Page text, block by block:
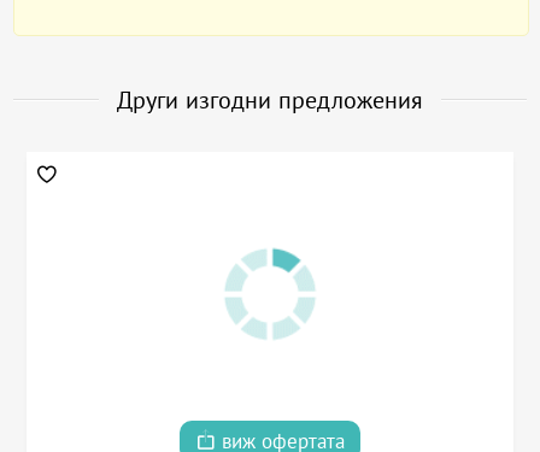
Други изгодни предложения
виж офертата